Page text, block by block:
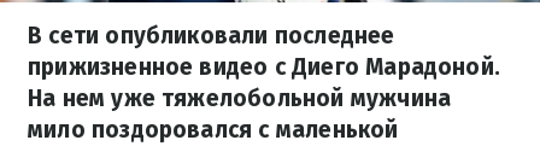
В сети опубликовали последнее
прижизненное видео с Диего Марадоной.
На нем уже тяжелобольной мужчина
мило поздоровался с маленькой